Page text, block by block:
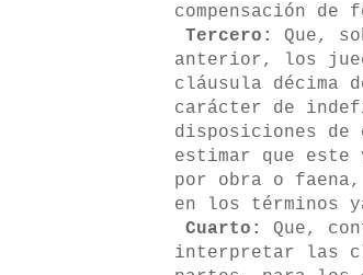
compensación
Tercero:
Que,
anterior, los
cláusula décima
carácter de
disposiciones
estimar que
por obra o
en los términos
Cuarto: Que,
interpretar las